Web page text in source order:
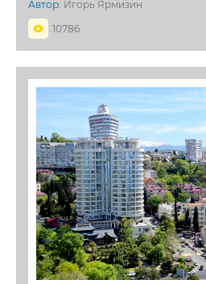
Автор: Игорь Ярмизин
10786